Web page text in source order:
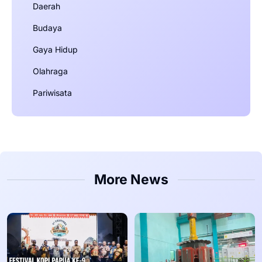
Daerah
Budaya
Gaya Hidup
Olahraga
Pariwisata
More News